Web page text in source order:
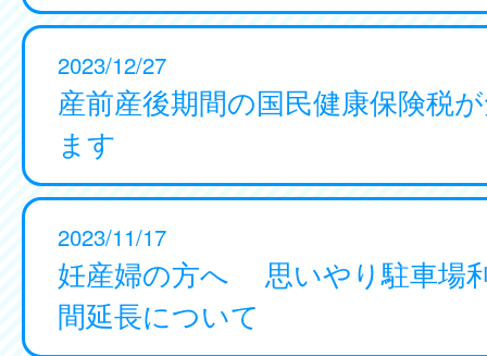
2023/12/27
産前産後期間の国民健康保険税
ます
2023/11/17
妊産婦の方へ 思いやり駐車場
間延長について